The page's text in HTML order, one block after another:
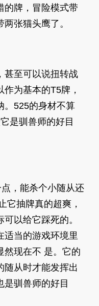
的牌，冒险模式带
张猫头鹰了。
至可以说扭转战
为基本的T5牌，
。525的身材不算
是驯兽师的好目
，能杀个小随从还
它抽牌真的超爽，
以给它踩死的。
当的游戏环境里
然现在不 是。它的
随从时才能发挥出
驯兽师的好目